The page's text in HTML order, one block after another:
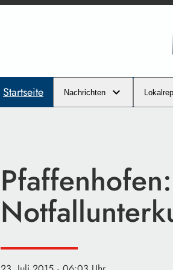
Startseite Nachrichten